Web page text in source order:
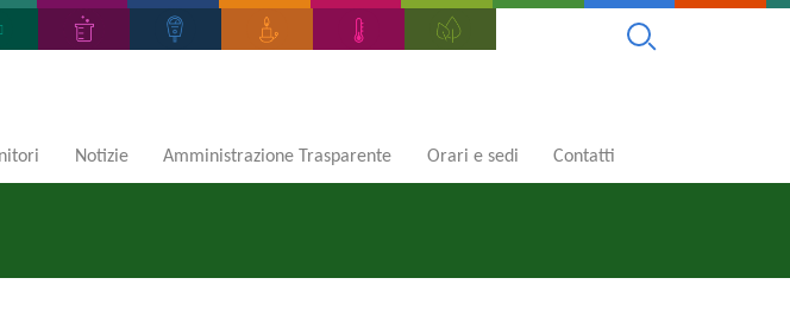
Notizie Amministrazione Trasparente Orari e sedi Contatti